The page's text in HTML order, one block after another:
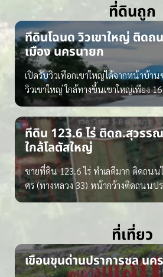
ที่ดินถูก
ที่ดินโฉนด วิวเขาใหญ่ ติดถ
เมือง นครนายก
เปิดรับวิวเทือกเขาใหญ่ได้จากหน้าบ้
วิวเขาใหญ่ ใกล้ทางขึ้นเขาใหญ่เพียง
ที่ดิน 123.6 ไร่ ติดถ.สุวรร
ใกล้โลตัสใหญ่
ขายที่ดิน 123.6 ไร่ ทำเลดีมาก ติดถน
ศร (ทางหลวง 33) หน้ากว้างติดถนนป
ที่เที่ยว
เขื่อนขุนด่านปราการชล นค